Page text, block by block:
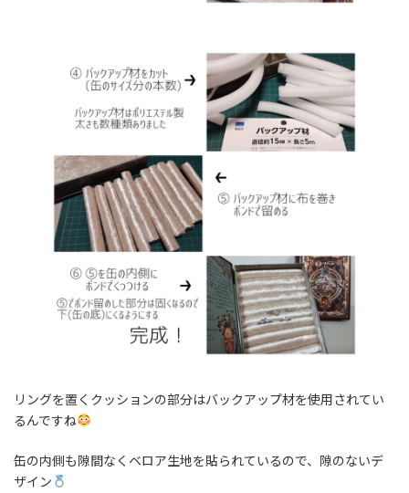
リングを置くクッションの部分はバックアップ材を使用されてい
るんですね
缶の内側も隙間なくベロア生地を貼られているので、隙のないデ
ザイン